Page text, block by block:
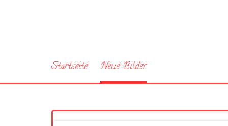
Startseite Neue Bilder